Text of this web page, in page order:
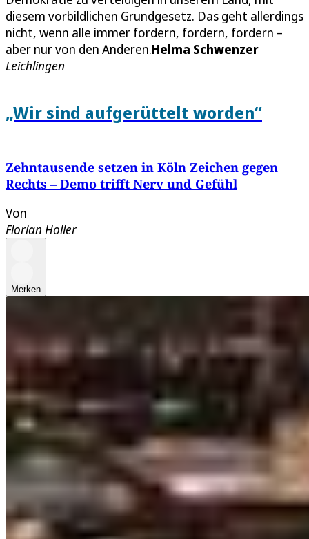
diesem vorbildlichen Grundgesetz. Das geht allerdings
nicht, wenn alle immer fordern, fordern, fordern –
aber nur von den Anderen.Helma Schwenzer
Leichlingen
„Wir sind aufgerüttelt worden“
Zehntausende setzen in Köln Zeichen gegen
Rechts – Demo trifft Nerv und Gefühl
Von
Florian Holler
Merken